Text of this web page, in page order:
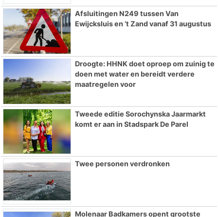
Afsluitingen N249 tussen Van
Ewijcksluis en ’t Zand vanaf 31 augustus
Droogte: HHNK doet oproep om zuinig te
doen met water en bereidt verdere
maatregelen voor
Tweede editie Sorochynska Jaarmarkt
komt er aan in Stadspark De Parel
Twee personen verdronken
Molenaar Badkamers opent grootste